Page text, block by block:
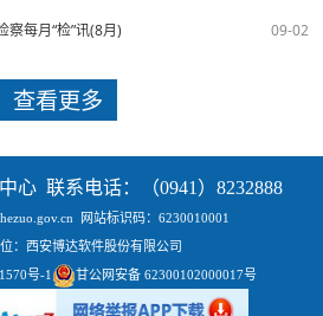
察每月“检”讯(8月) 09-02
查看更多
心 联系电话：（0941）8232888
网站标识码：6230010001
：西安博达软件股份有限公司
号-1 甘公网安备 62300102000017号